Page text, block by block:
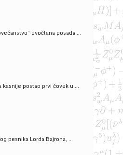
dvočlana posada ...
postao prvi čovek u ...
pesnika Lorda Bajrona, ...